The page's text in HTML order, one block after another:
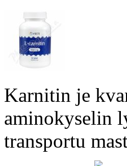
Karnitin je
aminokyselin
transportu